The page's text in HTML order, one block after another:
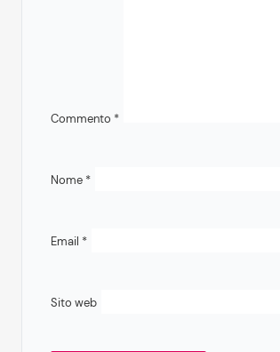
Commento *
Nome *
Email *
Sito web